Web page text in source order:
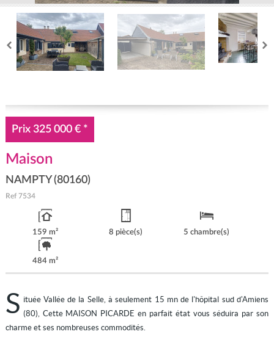
Prix325 000 € *
Maison
NAMPTY (80160)
Ref 7534
159 m² 8 pièce(s) 5 chambre(s)
484 m²
S ituée Vallée de la Selle, à seulement 15 mn de l'hôpital sud d'Amiens
(80), Cette MAISON PICARDE en parfait état vous séduira par son
charme et ses nombreuses commodités.